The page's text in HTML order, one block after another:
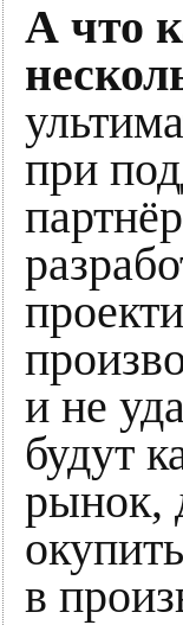
А что
при
и не
будут
рынок,
в